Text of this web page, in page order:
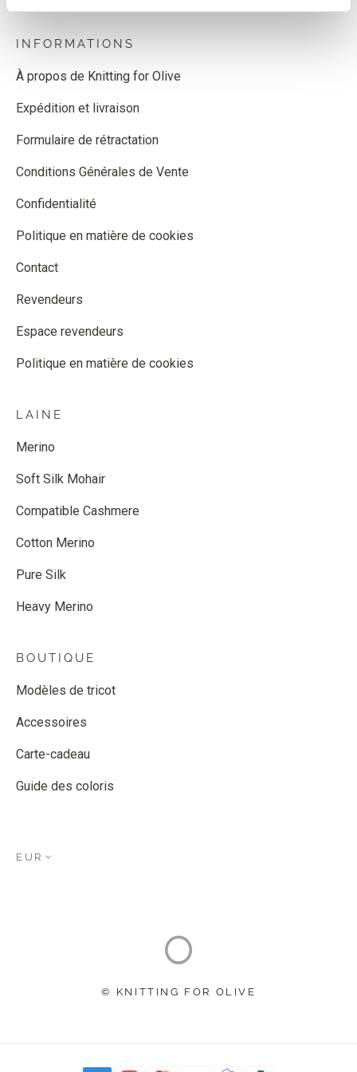
INFORMATIONS
À propos de Knitting for Olive
Expédition et livraison
Formulaire de rétractation
Conditions Générales de Vente
Confidentialité
Politique en matière de cookies
Contact
Revendeurs
Espace revendeurs
Politique en matière de cookies
LAINE
Merino
Soft Silk Mohair
Compatible Cashmere
Cotton Merino
Pure Silk
Heavy Merino
BOUTIQUE
Modèles de tricot
Accessoires
Carte-cadeau
Guide des coloris
EUR
© KNITTING FOR OLIVE